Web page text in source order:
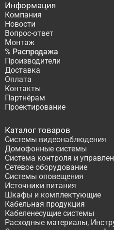
Информация
Компания
Новости
Вопрос-ответ
Монтаж
% Распродажа
Производители
Доставка
Оплата
Контакты
Партнёрам
Проектирование
Каталог товаров
Системы видеонаблюдения
Домофонные системы
Система контроля и
Сетевое оборудование
Системы оповещения
Источники питания
Шкафы и комплектующие
Кабельная продукция
Кабеленесущие системы
Расходные материалы,